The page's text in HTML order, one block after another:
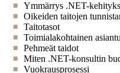
Ymmärrys .NET-
Oikeiden taitojen
Taitotasot
Toimialakohtainen
Pehmeät taidot
Miten .NET-konsultin
Vuokrausprosessi